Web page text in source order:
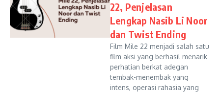
22, Penjelasan
Lengkap Nasib Li Noor
dan Twist Ending
Film Mile 22 menjadi salah satu
film aksi yang berhasil menarik
perhatian berkat adegan
tembak-menembak yang
intens, operasi rahasia yang